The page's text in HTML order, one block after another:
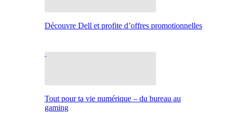
Découvre Dell et profite d’offres promotionnelles
Tout pour ta vie numérique – du bureau au
gaming